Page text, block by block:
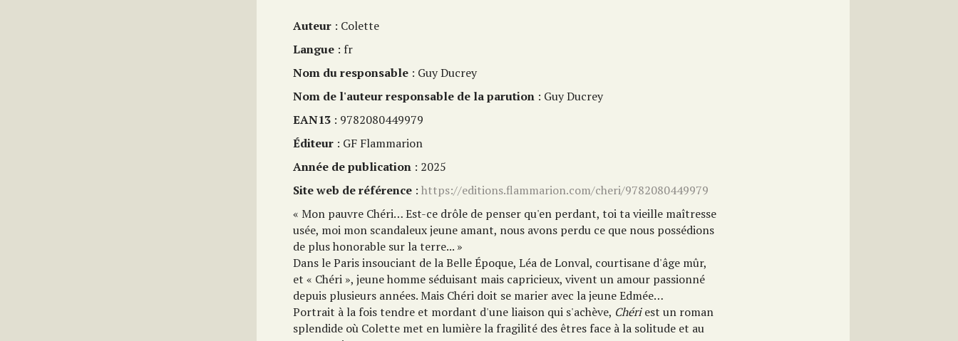
Auteur : Colette
Langue : fr
Nom du responsable : Guy Ducrey
Nom de l'auteur responsable de la parution : Guy Ducrey
EAN13 : 9782080449979
Éditeur : GF Flammarion
Année de publication : 2025
Site web de référence :https://editions.flammarion.com/cheri/9782080449979
« Mon pauvre Chéri… Est-ce drôle de penser qu'en perdant, toi ta vieille maîtresse
usée, moi mon scandaleux jeune amant, nous avons perdu ce que nous possédions
de plus honorable sur la terre... »
Dans le Paris insouciant de la Belle Époque, Léa de Lonval, courtisane d'âge mûr,
et « Chéri », jeune homme séduisant mais capricieux, vivent un amour passionné
depuis plusieurs années. Mais Chéri doit se marier avec la jeune Edmée…
Portrait à la fois tendre et mordant d'une liaison qui s'achève, Chériest un roman
splendide où Colette met en lumière la fragilité des êtres face à la solitude et au